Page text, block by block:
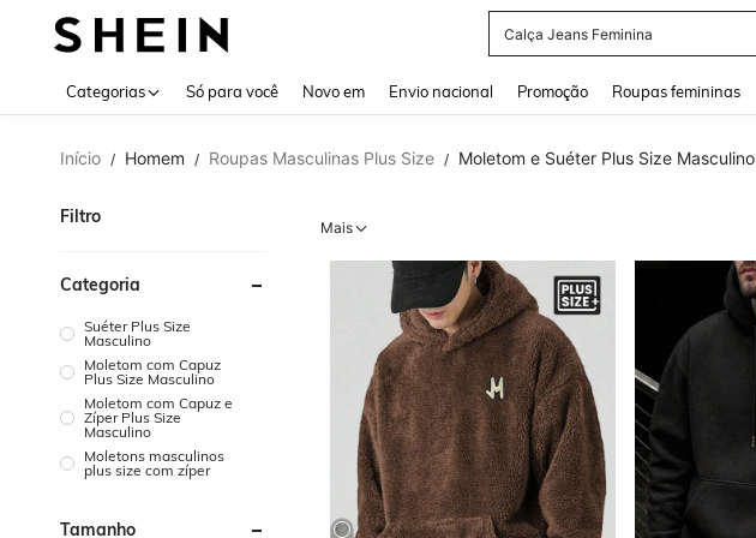
Calça Jeans Feminina
Categorias Só para você Novo em Envio nacional Promoção Roupas femininas
Início / Homem / Roupas Masculinas Plus Size / Moletom e Suéter Plus Size Masculino
Filtro
Categoria
Suéter Plus Size
Masculino
Moletom com Capuz
Plus Size Masculino
Moletom com Capuz e
Zíper Plus Size
Masculino
Moletons masculinos
plus size com zíper
Tamanho
Mais